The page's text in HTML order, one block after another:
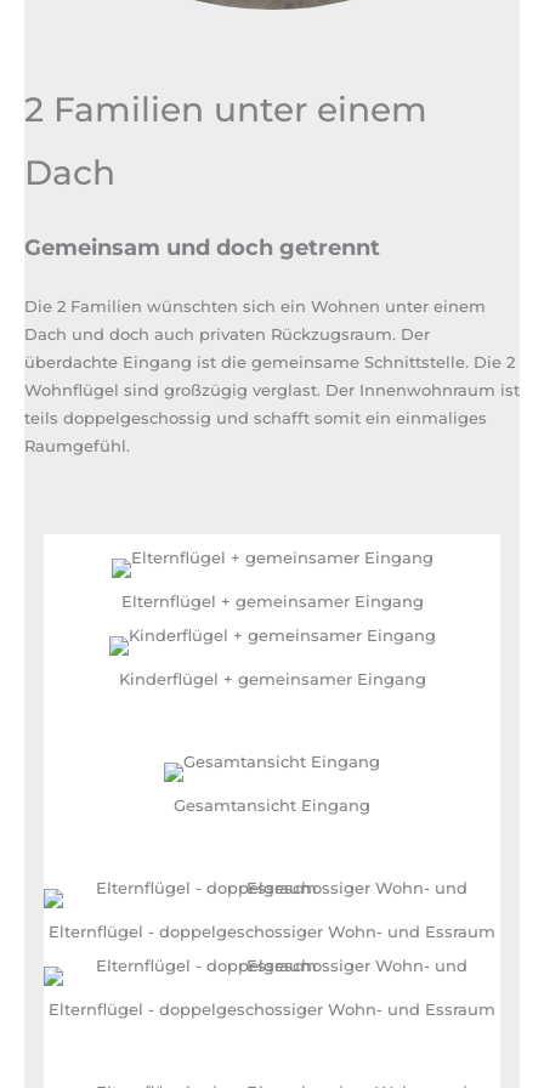
2 Familien unter einem
Dach
Gemeinsam und doch getrennt
Die 2 Familien wünschten sich ein Wohnen unter einem
Dach und doch auch privaten Rückzugsraum. Der
überdachte Eingang ist die gemeinsame Schnittstelle. Die 2
Wohnflügel sind großzügig verglast. Der Innenwohnraum ist
teils doppelgeschossig und schafft somit ein einmaliges
Raumgefühl.
Elternflügel + gemeinsamer Eingang
Kinderflügel + gemeinsamer Eingang
Gesamtansicht Eingang
Elternflügel - doppelgeschossiger Wohn- und Essraum
Elternflügel - doppelgeschossiger Wohn- und Essraum